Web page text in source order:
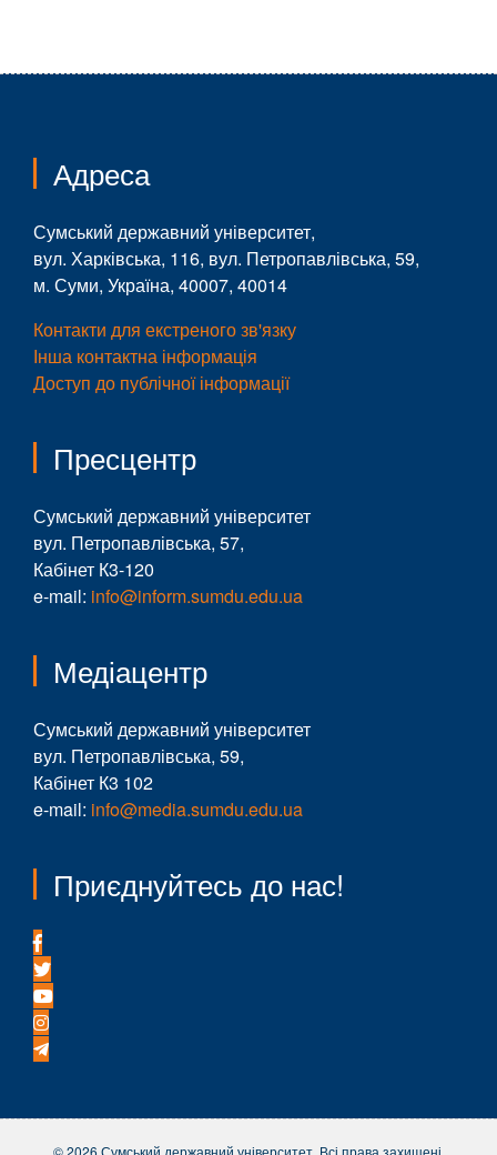
Адреса
Сумський державний університет,
вул. Харківська, 116, вул. Петропавлівська, 59,
м. Суми, Україна, 40007, 40014
Контакти для екстреного зв'язку
Інша контактна інформація
Доступ до публічної інформації
Пресцентр
Сумський державний університет
вул. Петропавлівська, 57,
Кабінет К3-120
e-mail: info@inform.sumdu.edu.ua
Медіацентр
Сумський державний університет
вул. Петропавлівська, 59,
Кабінет К3 102
e-mail: info@media.sumdu.edu.ua
Приєднуйтесь до нас!
© 2026 Сумський державний університет. Всі права захищені.